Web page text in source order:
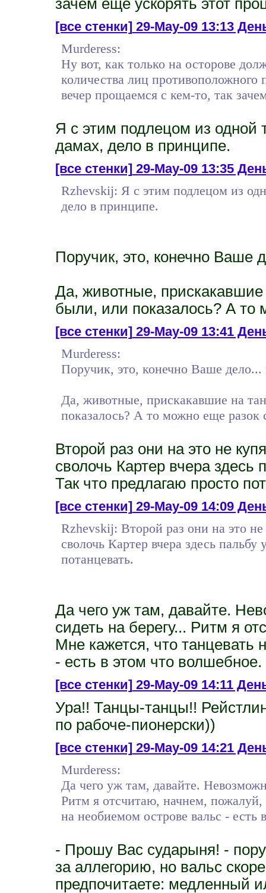
[все стенки]29-May-09 13:13
Murderess:
Ну вот, как только на осторове
количества лиц противоположного
вечер прощаемся с кем-то, так
Я с этим подлецом из одной
дамах, дело в принципе.
[все стенки]29-May-09 13:35
Rzhevskij: Я с этим подлецом из
дело в принципе.
Поручик, это, конечно Ваше
Да, животные,
были, или показалось? А то
[все стенки]29-May-09 13:41
Murderess:
Поручик, это, конечно Ваше дело...
Да, животные, прискакавшие на
показалось? А то можно еще разок
Второй раз они на это не
сволочь Картер вчера здесь
Так что предлагаю просто
[все стенки]29-May-09 14:09
Rzhevskij: Второй раз они на это не
сволочь Картер вчера здесь
потанцевать.
Да чего уж там, давайте.
сидеть на берегу... Ритм я
Мне кажется, что танцевать
- есть в этом что волшебное.
[все стенки]29-May-09 14:11
Ура!! Танцы-танцы!!
по рабоче-пионерски))
[все стенки]29-May-09 14:21
Murderess:
Да чего уж там, давайте.
Ритм я отсчитаю, начнем, пожалуй,
на необиемом острове вальс - есть
- Прошу Вас сударыня! -
за аллегорию, но вальс
предпочитаете: медленный